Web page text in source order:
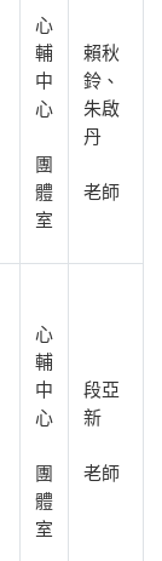
心
輔
中
心
團
體
室
賴秋
鈴、
朱啟
丹
老師
心
輔
中
心
團
體
室
段亞
新
老師